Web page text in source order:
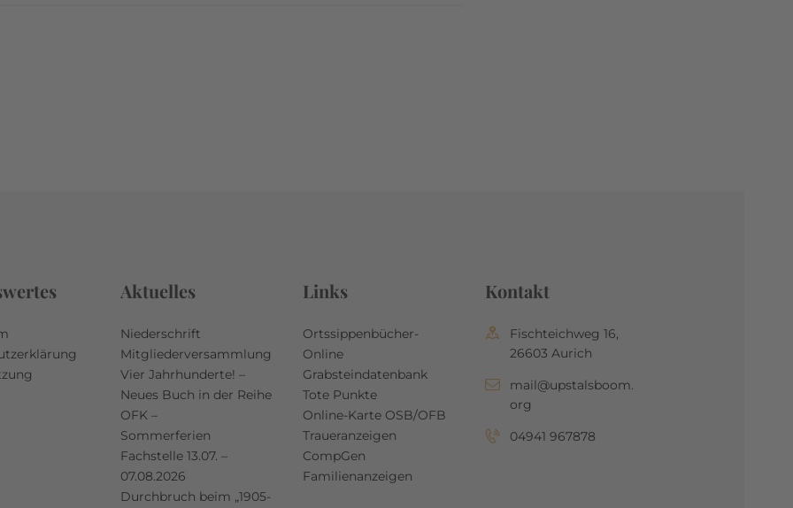
Aktuelles
Niederschrift
Mitgliederversammlung
Vier Jahrhunderte! –
Neues Buch in der Reihe
OFK –
Sommerferien
Fachstelle 13.07. –
07.08.2026
Durchbruch beim „1905-
Links
Ortssippenbücher-
Online
Grabsteindatenbank
Tote Punkte
Online-Karte OSB/OFB
Traueranzeigen
CompGen
Familienanzeigen
Kontakt
Fischteichweg 16,
26603 Aurich
mail@upstalsboom.
org
04941 967878